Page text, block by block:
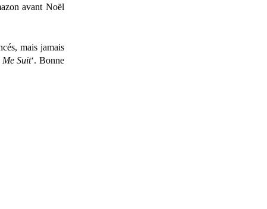
avant Noël
mais jamais
Suit‘. Bonne